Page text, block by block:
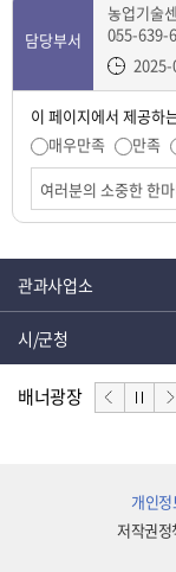
담당부서
농업기술
055-639-
이 페이지에서 제공하
매우만족
만족
관과사업소
시/군청
배너광장
개인
저작권정